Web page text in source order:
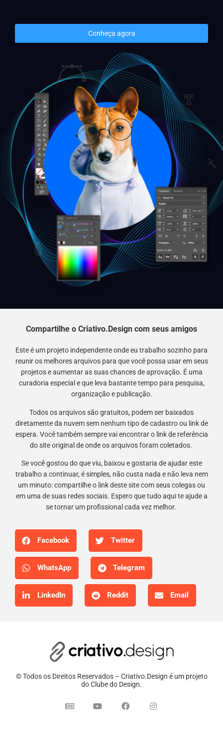
Conheça agora
Compartilhe o Criativo.Design com seus amigos
Este é um projeto independente onde eu trabalho sozinho para
reunir os melhores arquivos para que você possa usar em seus
projetos e aumentar as suas chances de aprovação. É uma
curadoria especial e que leva bastante tempo para pesquisa,
organização e publicação.
Todos os arquivos são gratuitos, podem ser baixados
diretamente da nuvem sem nenhum tipo de cadastro ou link de
espera. Você também sempre vai encontrar o link de referência
do site original de onde os arquivos foram coletados.
Se você gostou do que viu, baixou e gostaria de ajudar este
trabalho a continuar, é simples, não custa nada e não leva nem
um minuto: compartilhe o link deste site com seus colegas ou
em uma de suas redes sociais. Espero que tudo aqui te ajude a
se tornar um profissional cada vez melhor.
Facebook Twitter
WhatsApp Telegram
LinkedIn Reddit Email
© Todos os Direitos Reservados – Criativo.Design é um projeto
do Clube do Design.